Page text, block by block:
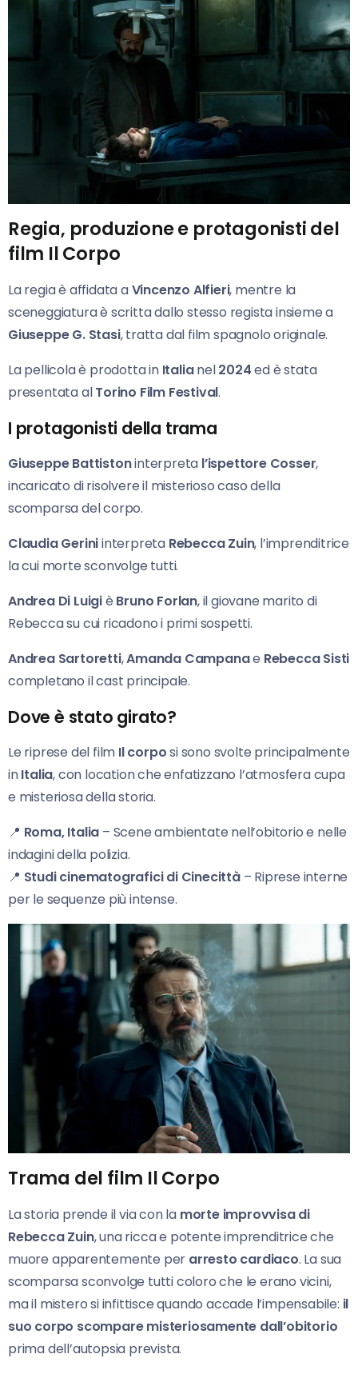
Regia, produzione e protagonisti del
film Il Corpo
La regia è affidata aVincenzo Alfieri, mentre la
sceneggiatura è scritta dallo stesso regista insieme a
Giuseppe G. Stasi, tratta dal film spagnolo originale.
La pellicola è prodotta in Italianel2024ed è stata
presentata alTorino Film Festival.
I protagonisti della trama
Giuseppe Battistoninterpreta l’ispettore Cosser,
incaricato di risolvere il misterioso caso della
scomparsa del corpo.
Claudia Geriniinterpreta Rebecca Zuin, l’imprenditrice
la cui morte sconvolge tutti.
Andrea Di Luigiè Bruno Forlan, il giovane marito di
Rebecca su cui ricadono i primi sospetti.
Andrea Sartoretti,Amanda Campanae Rebecca Sisti
completano il cast principale.
Dove è stato girato?
Le riprese del film Il corposi sono svolte principalmente
inItalia, con location che enfatizzano l’atmosfera cupa
e misteriosa della storia.
📍 Roma, Italia – Scene ambientate nell’obitorio e nelle
indagini della polizia.
📍 Studi cinematografici di Cinecittà– Riprese interne
per le sequenze più intense.
Trama del film Il Corpo
La storia prende il via con la morte improvvisa di
Rebecca Zuin, una ricca e potente imprenditrice che
muore apparentemente per arresto cardiaco. La sua
scomparsa sconvolge tutti coloro che le erano vicini,
ma il mistero si infittisce quando accade l’impensabile: il
suo corpo scompare misteriosamente dall’obitorio
prima dell’autopsia prevista.